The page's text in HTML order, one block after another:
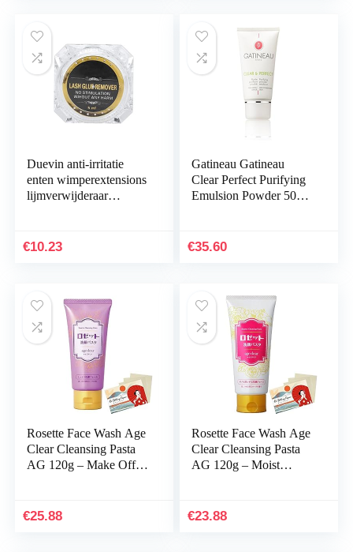
Duevin anti-irritatie
enten wimperextensions
lijmverwijderaar
€10.23
Gatineau Gatineau
Clear Perfect Purifying
Emulsion Powder 50ml
€35.60
Rosette Face Wash Age
Clear Cleansing Pasta
AG 120g – Make Off
€25.88
Rosette Face Wash Age
Clear Cleansing Pasta
AG 120g – Moist
€23.88